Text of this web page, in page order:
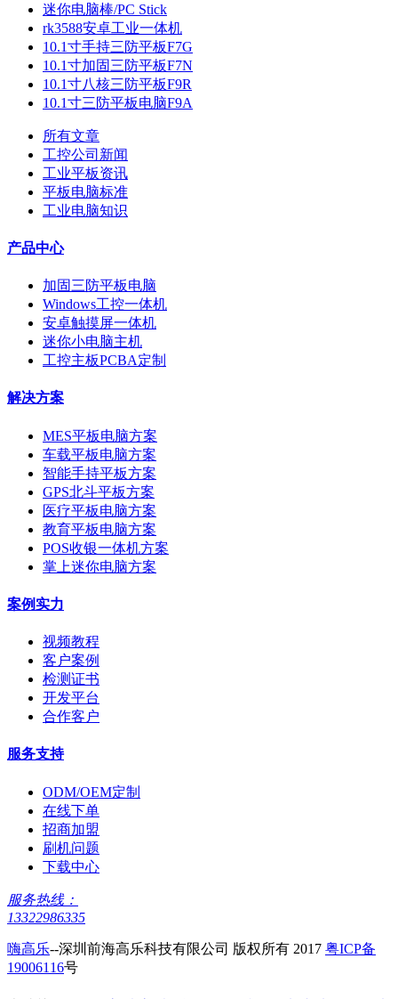
迷你电脑棒/PC Stick
rk3588安卓工业一体机
10.1寸手持三防平板F7G
10.1寸加固三防平板F7N
10.1寸八核三防平板F9R
10.1寸三防平板电脑F9A
所有文章
工控公司新闻
工业平板资讯
平板电脑标准
工业电脑知识
产品中心
加固三防平板电脑
Windows工控一体机
安卓触摸屏一体机
迷你小电脑主机
工控主板PCBA定制
解决方案
MES平板电脑方案
车载平板电脑方案
智能手持平板方案
GPS北斗平板方案
医疗平板电脑方案
教育平板电脑方案
POS收银一体机方案
掌上迷你电脑方案
案例实力
视频教程
客户案例
检测证书
开发平台
合作客户
服务支持
ODM/OEM定制
在线下单
招商加盟
刷机问题
下载中心
服务热线：
13322986335
嗨高乐--深圳前海高乐科技有限公司 版权所有 2017 粤ICP备
19006116号